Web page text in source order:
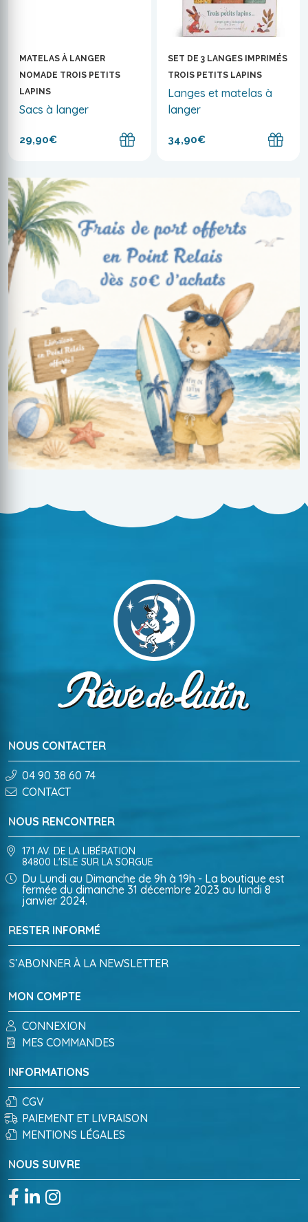
MATELAS À LANGER
NOMADE TROIS PETITS
LAPINS
Sacs à langer
29,90€
SET DE 3 LANGES IMPRIMÉS
TROIS PETITS LAPINS
Langes et matelas à
langer
34,90€
NOUS CONTACTER
04 90 38 60 74
CONTACT
RESTER INFORMÉ
S’ABONNER À LA NEWSLETTER
MON COMPTE
CONNEXION
MES COMMANDES
NOUS SUIVRE
NOUS RENCONTRER
171 AV. DE LA LIBÉRATION
84800 L'ISLE SUR LA SORGUE
Du Lundi au Dimanche de 9h à 19h - La boutique est
fermée du dimanche 31 décembre 2023 au lundi 8
janvier 2024.
INFORMATIONS
CGV
PAIEMENT ET LIVRAISON
MENTIONS LÉGALES